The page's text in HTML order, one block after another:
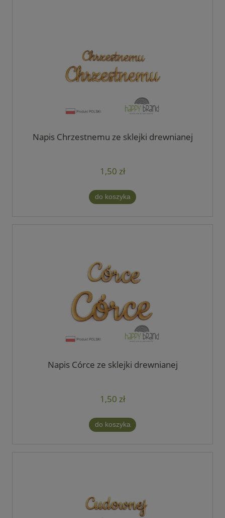
Napis Chrzestnemu ze sklejki drewnianej
1,50 zł
do koszyka
Napis Córce ze sklejki drewnianej
1,50 zł
do koszyka